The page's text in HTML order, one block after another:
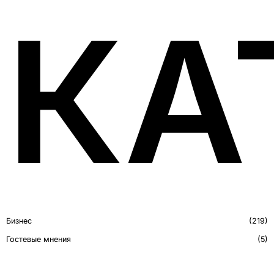
Бизнес
219
Гостевые мнения
5